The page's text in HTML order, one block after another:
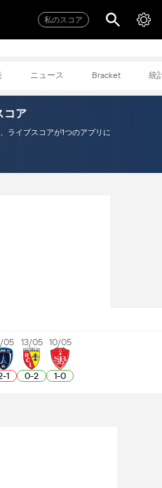
私のスコア
ニュース Bracket 統
コア
ライブスコアが1つのアプリに
05
-1
13/05
0-2
10/05
1-0